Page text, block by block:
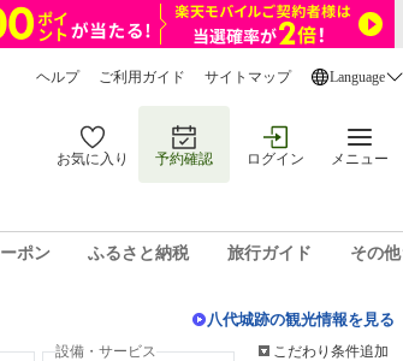
ヘルプ ご利用ガイド サイトマップ Language
お気に入り 予約確認 ログイン メニュー
ポン ふるさと納税 旅行ガイド
その他
八代城跡の観光情報を見る
設備・サービス
こだわり条件追加